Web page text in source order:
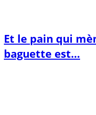
Et le pain qui
baguette est…